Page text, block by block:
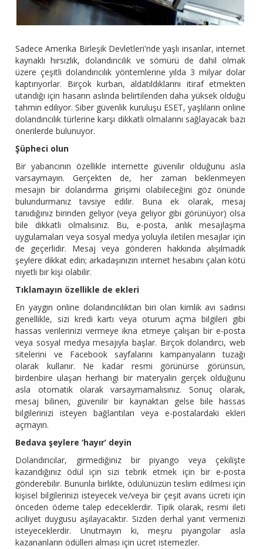
Sadece Amerika Birleşik Devletleri'nde yaşlı insanlar, internet
kaynaklı hırsızlık, dolandırıcılık ve sömürü de dahil olmak
üzere çeşitli dolandırıcılık yöntemlerine yılda 3 milyar dolar
kaptırıyorlar. Birçok kurban, aldatıldıklarını itiraf etmekten
utandığı için hasarın aslında belirtilenden daha yüksek olduğu
tahmin ediliyor. Siber güvenlik kuruluşu ESET, yaşlıların online
dolandırıcılık türlerine karşı dikkatli olmalarını sağlayacak bazı
önerilerde bulunuyor.
Şüpheci olun
Bir yabancının özellikle internette güvenilir olduğunu asla
varsaymayın. Gerçekten de, her zaman beklenmeyen
mesajın bir dolandırma girişimi olabileceğini göz önünde
bulundurmanız tavsiye edilir. Buna ek olarak, mesaj
tanıdığınız birinden geliyor (veya geliyor gibi görünüyor) olsa
bile dikkatli olmalısınız. Bu, e-posta, anlık mesajlaşma
uygulamaları veya sosyal medya yoluyla iletilen mesajlar için
de geçerlidir. Mesaj veya gönderen hakkında alışılmadık
şeylere dikkat edin; arkadaşınızın internet hesabını çalan kötü
niyetli bir kişi olabilir.
Tıklamayın özellikle de ekleri
En yaygın online dolandırıcılıktan biri olan kimlik avı sadırısı
genellikle, sizi kredi kartı veya oturum açma bilgileri gibi
hassas verilerinizi vermeye ikna etmeye çalışan bir e-posta
veya sosyal medya mesajıyla başlar. Birçok dolandırcı, web
sitelerini ve Facebook sayfalarını kampanyaların tuzağı
olarak kullanır. Ne kadar resmi görünürse görünsün,
birdenbire ulaşan herhangi bir materyalin gerçek olduğunu
asla otomatik olarak varsaymamalısınız. Sonuç olarak,
mesaj bilinen, güvenilir bir kaynaktan gelse bile hassas
bilgilerinizi isteyen bağlantıları veya e-postalardaki ekleri
açmayın.
Bedava şeylere ‘hayır’ deyin
Dolandırıcılar, girmediğiniz bir piyango veya çekilişte
kazandığınız ödül için sizi tebrik etmek için bir e-posta
gönderebilir. Bununla birlikte, ödülünüzün teslim edilmesi için
kişisel bilgilerinizi isteyecek ve/veya bir çeşit avans ücreti için
önceden ödeme talep edeceklerdir. Tipik olarak, resmi ileti
aciliyet duygusu aşılayacaktır. Sizden derhal yanıt vermenizi
isteyeceklerdir. Unutmayın ki, meşru piyangolar asla
kazananların ödülleri alması için ücret istemezler.